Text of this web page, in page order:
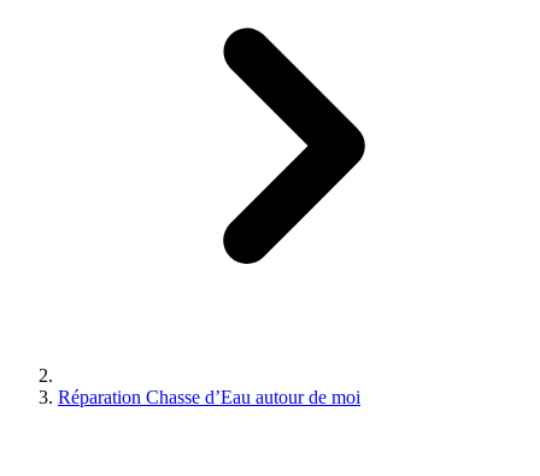
Réparation Chasse d’Eau autour de moi